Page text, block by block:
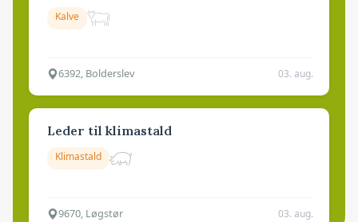
Kalve
6392, Bolderslev 03. aug.
Leder til klimastald
Klimastald
9670, Løgstør 03. aug.